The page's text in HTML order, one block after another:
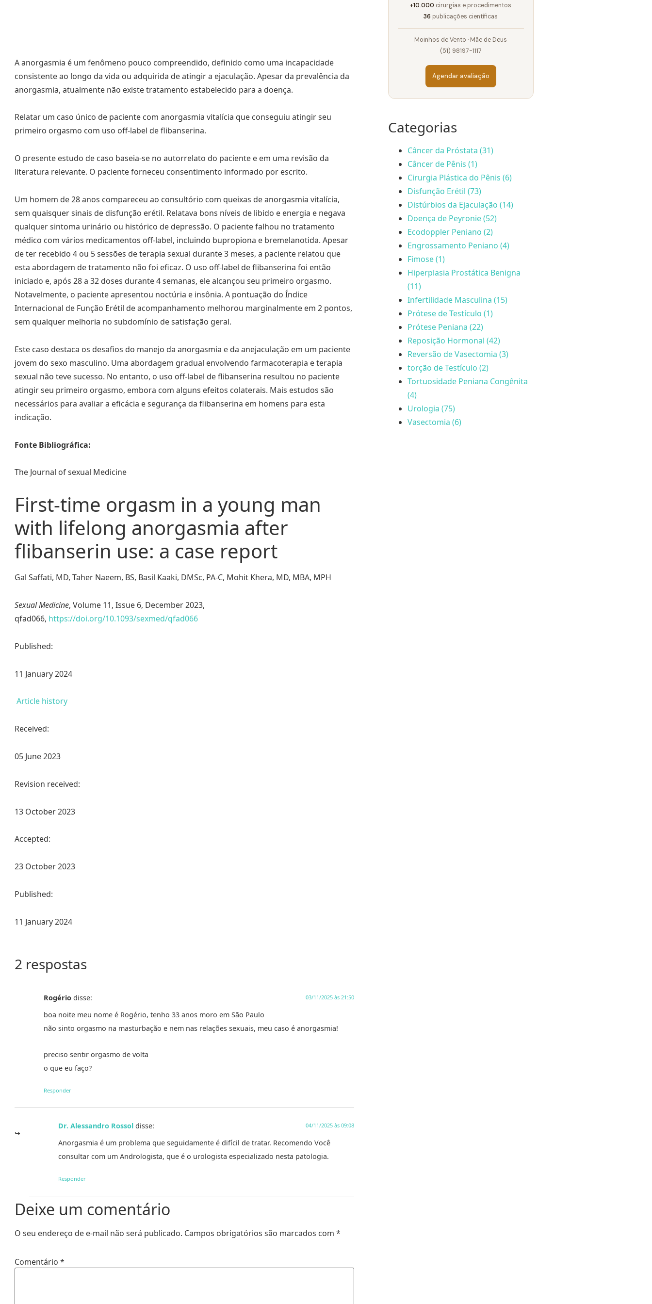
A anorgasmia é um fenômeno pouco compreendido, definido como uma incapacidade
consistente ao longo da vida ou adquirida de atingir a ejaculação. Apesar da prevalência da
anorgasmia, atualmente não existe tratamento estabelecido para a doença.
Relatar um caso único de paciente com anorgasmia vitalícia que conseguiu atingir seu
primeiro orgasmo com uso off-label de flibanserina.
O presente estudo de caso baseia-se no autorrelato do paciente e em uma revisão da
literatura relevante. O paciente forneceu consentimento informado por escrito.
Um homem de 28 anos compareceu ao consultório com queixas de anorgasmia vitalícia,
sem quaisquer sinais de disfunção erétil. Relatava bons níveis de libido e energia e negava
qualquer sintoma urinário ou histórico de depressão. O paciente falhou no tratamento
médico com vários medicamentos off-label, incluindo bupropiona e bremelanotida. Apesar
de ter recebido 4 ou 5 sessões de terapia sexual durante 3 meses, a paciente relatou que
esta abordagem de tratamento não foi eficaz. O uso off-label de flibanserina foi então
iniciado e, após 28 a 32 doses durante 4 semanas, ele alcançou seu primeiro orgasmo.
Notavelmente, o paciente apresentou noctúria e insônia. A pontuação do Índice
Internacional de Função Erétil de acompanhamento melhorou marginalmente em 2 pontos,
sem qualquer melhoria no subdomínio de satisfação geral.
Este caso destaca os desafios do manejo da anorgasmia e da anejaculação em um paciente
jovem do sexo masculino. Uma abordagem gradual envolvendo farmacoterapia e terapia
sexual não teve sucesso. No entanto, o uso off-label de flibanserina resultou no paciente
atingir seu primeiro orgasmo, embora com alguns efeitos colaterais. Mais estudos são
necessários para avaliar a eficácia e segurança da flibanserina em homens para esta
indicação.
Fonte Bibliográfica:
The Journal of sexual Medicine
First-time orgasm in a young man
with lifelong anorgasmia after
flibanserin use: a case report
Gal Saffati, MD, Taher Naeem, BS, Basil Kaaki, DMSc, PA-C, Mohit Khera, MD, MBA, MPH
Sexual Medicine, Volume 11, Issue 6, December 2023,
qfad066, https://doi.org/10.1093/sexmed/qfad066
Published:
11 January 2024
Article history
Received:
05 June 2023
Revision received:
13 October 2023
Accepted:
23 October 2023
Published:
11 January 2024
2 respostas
Rogério disse: 03/11/2025 às 21:50
boa noite meu nome é Rogério, tenho 33 anos moro em São Paulo
não sinto orgasmo na masturbação e nem nas relações sexuais, meu caso é anorgasmia!
preciso sentir orgasmo de volta
o que eu faço?
Responder
Dr. Alessandro Rossol disse: 04/11/2025 às 09:08
Anorgasmia é um problema que seguidamente é difícil de tratar. Recomendo Você
consultar com um Andrologista, que é o urologista especializado nesta patologia.
Responder
Deixe um comentário
O seu endereço de e-mail não será publicado. Campos obrigatórios são marcados com *
Comentário *
+10.000 cirurgias e procedimentos
36 publicações científicas
Moinhos de Vento · Mãe de Deus
(51) 98197-1117
Agendar avaliação
Categorias
Câncer da Próstata (31)
Câncer de Pênis (1)
Cirurgia Plástica do Pênis (6)
Disfunção Erétil (73)
Distúrbios da Ejaculação (14)
Doença de Peyronie (52)
Ecodoppler Peniano (2)
Engrossamento Peniano (4)
Fimose (1)
Hiperplasia Prostática Benigna
(11)
Infertilidade Masculina (15)
Prótese de Testículo (1)
Prótese Peniana (22)
Reposição Hormonal (42)
Reversão de Vasectomia (3)
torção de Testículo (2)
Tortuosidade Peniana Congênita
(4)
Urologia (75)
Vasectomia (6)